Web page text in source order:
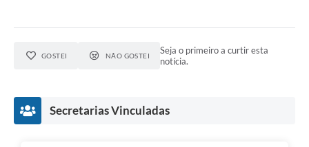
GOSTEI NÃO GOSTEI
Seja o primeiro a curtir esta
notícia.
Secretarias Vinculadas